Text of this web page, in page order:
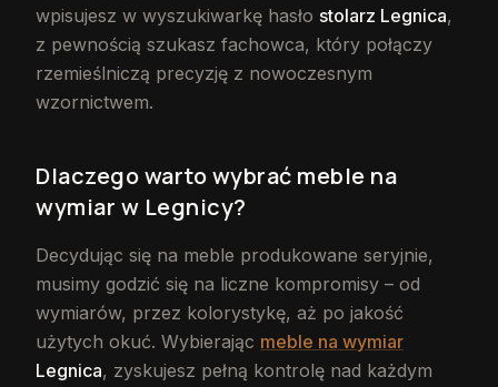
wpisujesz w wyszukiwarkę hasło stolarz Legnica,
z pewnością szukasz fachowca, który połączy
rzemieślniczą precyzję z nowoczesnym
wzornictwem.
Dlaczego warto wybrać meble na
wymiar w Legnicy?
Decydując się na meble produkowane seryjnie,
musimy godzić się na liczne kompromisy – od
wymiarów, przez kolorystykę, aż po jakość
użytych okuć. Wybierając meble na wymiar
Legnica, zyskujesz pełną kontrolę nad każdym